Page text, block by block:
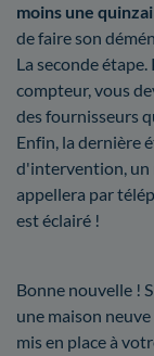
moins une
de faire son
La seconde
compteur, vous
des fournisseurs
Enfin, la dernière
d'intervention, un
appellera par
est éclairé !
Bonne nouvelle !
une maison
mis en place à